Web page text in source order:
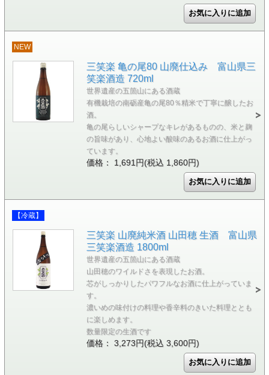
NEW
三笑楽 亀の尾80 山廃仕込み 富山県三
笑楽酒造 720ml
世界遺産の五箇山にある酒蔵
有機栽培の南砺産亀の尾80％精米で丁寧に醸したお
酒。
亀の尾らしいシャープなキレがあるものの、米と麹
の旨味があり、心地よい酸味のあるお酒に仕上がっ
ています。
価格： 1,691円(税込 1,860円)
【冷蔵】
三笑楽 山廃純米酒 山田穂 生酒 富山県
三笑楽酒造 1800ml
世界遺産の五箇山にある酒蔵
山田穂のワイルドさを表現したお酒。
芯がしっかりしたパワフルなお酒に仕上がっていま
す。
濃いめの味付けの料理や香辛料のきいた料理ととも
に楽しめます。
数量限定の生酒です
価格： 3,273円(税込 3,600円)